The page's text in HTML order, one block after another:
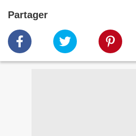
Partager